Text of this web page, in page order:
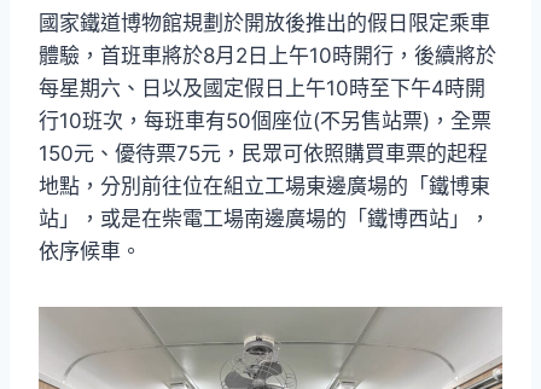
國家鐵道博物館規劃於開放後推出的假日限定乘車
體驗，首班車將於8月2日上午10時開行，後續將於
每星期六、日以及國定假日上午10時至下午4時開
行10班次，每班車有50個座位(不另售站票)，全票
150元、優待票75元，民眾可依照購買車票的起程
地點，分別前往位在組立工場東邊廣場的「鐵博東
站」，或是在柴電工場南邊廣場的「鐵博西站」，
依序候車。